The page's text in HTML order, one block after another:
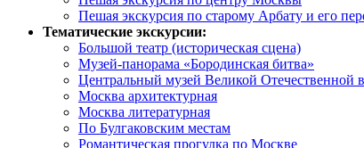
Пешая экскурсия по старому Арбату и его
Тематические экскурсии:
Большой театр (историческая сцена)
Музей-панорама «Бородинская битва»
Центральный музей Великой Отечественной
Москва архитектурная
Москва литературная
По Булгаковским местам
Романтическая прогулка по Москве